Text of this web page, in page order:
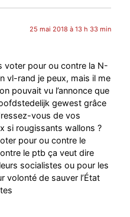
25 mai 2018 à 13 h 33 min
voter pour ou contre la N-
vl-rand je peux, mais il me
pouvait vu l’annonce que
gewest grâce
vous de vos
si rougissants wallons ?
pour ou contre le
le ptb ça veut dire
socialistes ou pour les
volonté de sauver l’État